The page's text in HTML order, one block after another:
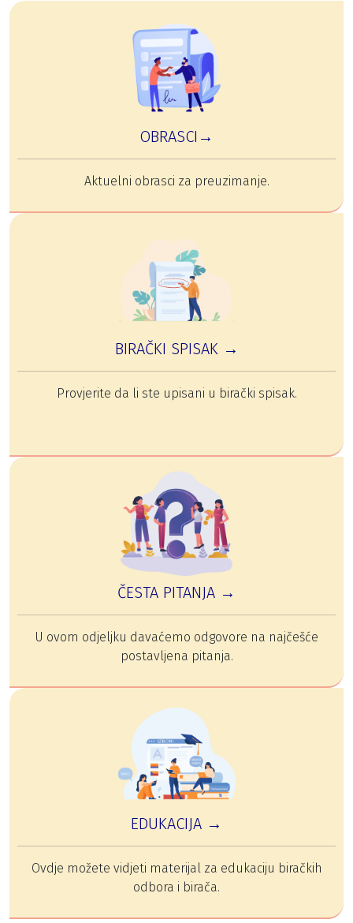
OBRASCI→
Aktuelni obrasci za preuzimanje.
BIRAČKI SPISAK →
Provjerite da li ste upisani u birački spisak.
ČESTA PITANJA →
U ovom odjeljku davaćemo odgovore na najčešće
postavljena pitanja.
EDUKACIJA →
Ovdje možete vidjeti materijal za edukaciju biračkih
odbora i birača.